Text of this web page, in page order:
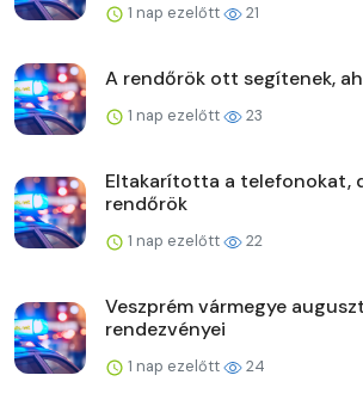
1 nap ezelőtt 21
A rendőrök ott segítenek,
1 nap ezelőtt 23
Eltakarította a telefonokat,
rendőrök
1 nap ezelőtt 22
Veszprém vármegye
rendezvényei
1 nap ezelőtt 24